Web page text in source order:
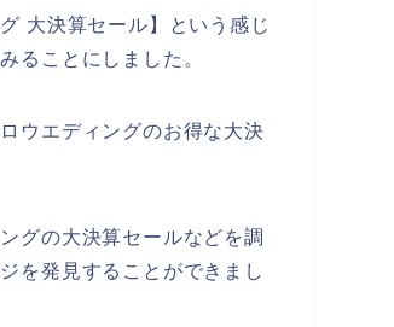
大決算セール】という感じ
ることにしました。
ウエディングのお得な大決
グの大決算セールなどを調
を発見することができまし